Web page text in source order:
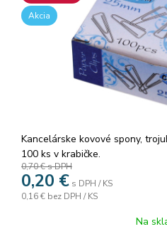
Akcia
Kancelárske kovové spony,
100 ks v krabičke.
0,70 €s DPH
0,20 € s DPH / KS
0,16 € bez DPH / KS
Na